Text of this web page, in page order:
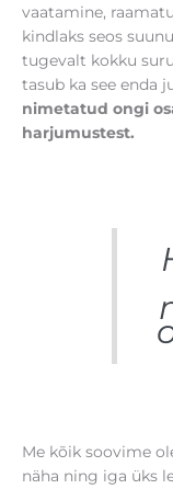
vaatamine,
kindlaks seos
tugevalt kokku
tasub ka see enda
nimetatud ongi
harjumustest.
Me kõik soovime
näha ning iga üks